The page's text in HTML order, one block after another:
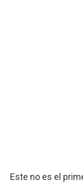
Este no es el